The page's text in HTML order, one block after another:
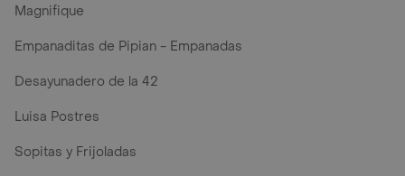
Magnifique
Empanaditas de Pipian - Empanadas
Desayunadero de la 42
Luisa Postres
Sopitas y Frijoladas